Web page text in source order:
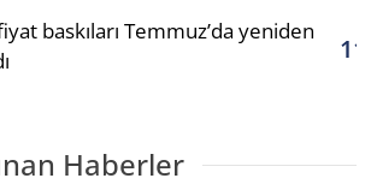
baskıları Temmuz’da yeniden
Haberler